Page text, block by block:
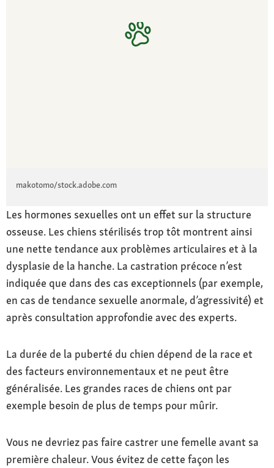
makotomo/stock.adobe.com
Les hormones sexuelles ont un effet sur la structure
osseuse. Les chiens stérilisés trop tôt montrent ainsi
une nette tendance aux problèmes articulaires et à la
dysplasie de la hanche. La castration précoce n’est
indiquée que dans des cas exceptionnels (par exemple,
en cas de tendance sexuelle anormale, d’agressivité) et
après consultation approfondie avec des experts.
La durée de la puberté du chien dépend de la race et
des facteurs environnementaux et ne peut être
généralisée. Les grandes races de chiens ont par
exemple besoin de plus de temps pour mûrir.
Vous ne devriez pas faire castrer une femelle avant sa
première chaleur. Vous évitez de cette façon les